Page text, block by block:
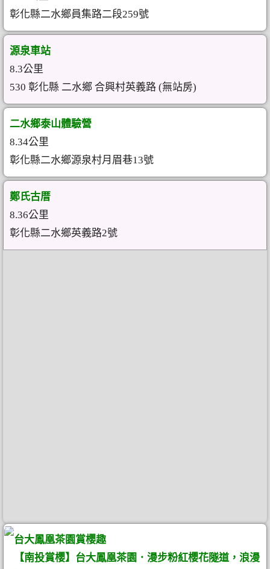
彰化縣二水鄉員集路二段259號
源泉車站
8.3公里
530 彰化縣 二水鄉 合興村英義路 (無站房)
二水鄉泰山體驗營
8.34公里
彰化縣二水鄉源泉村月眉巷13號
鄭氏古厝
8.36公里
彰化縣二水鄉英義路2號
台大鳳凰茶園賞櫻趣
【南投賞櫻】台大鳳凰茶園．漫步粉紅櫻花隧道，浪漫